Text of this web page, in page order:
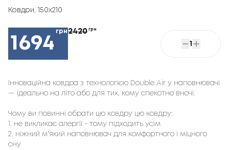
Ковдри 150x210
1694
грн2420 грн
1
Інноваційна ковдра з технологією Double Air у наповнювачі
— ідеально на літо або для тих, кому спекотно вночі.
Чому ви повинні обрати цю ковдру цю ковдру:
1. не викликає алергії - тому підходить усім
2. ніжний м'який наповнювач для комфортного і міцного
сну